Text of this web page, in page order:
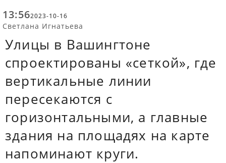
13:562023-10-16
Светлана Игнатьева
Улицы в Вашингтоне
спроектированы «сеткой», где
вертикальные линии
пересекаются с
горизонтальными, а главные
здания на площадях на карте
напоминают круги.